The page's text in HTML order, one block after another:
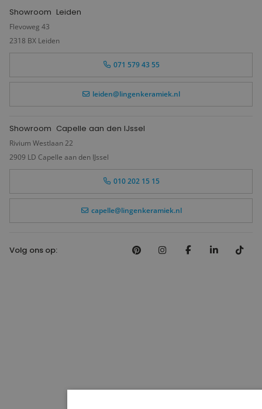
Showroom Leiden
Flevoweg 43
2318 BX Leiden
071 579 43 55
leiden@lingenkeramiek.nl
Showroom Capelle aan den IJssel
Rivium Westlaan 22
2909 LD Capelle aan den IJssel
010 202 15 15
capelle@lingenkeramiek.nl
Volg ons op: